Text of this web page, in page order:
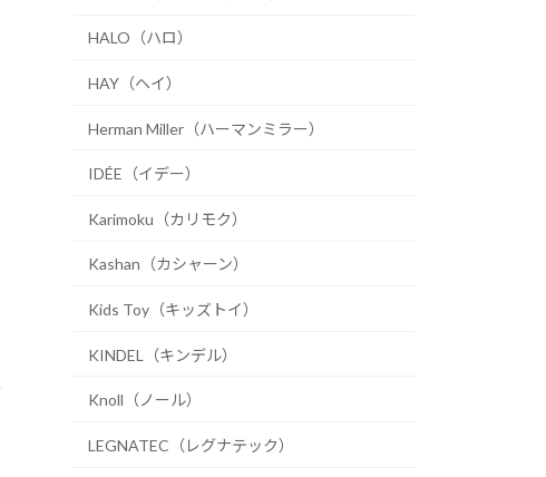
HALO（ハロ）
HAY（ヘイ）
Herman Miller（ハーマンミラー）
IDÉE（イデー）
Karimoku（カリモク）
Kashan（カシャーン）
Kids Toy（キッズトイ）
KINDEL（キンデル）
Knoll（ノール）
LEGNATEC（レグナテック）